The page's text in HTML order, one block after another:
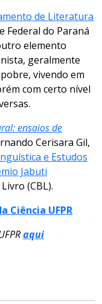
de Literatura
Federal do Paraná
elemento
geralmente
vivendo em
com certo nível
ensaios de
Cerisara Gil,
e Estudos
Jabuti
(CBL).
Ciência UFPR
aqui